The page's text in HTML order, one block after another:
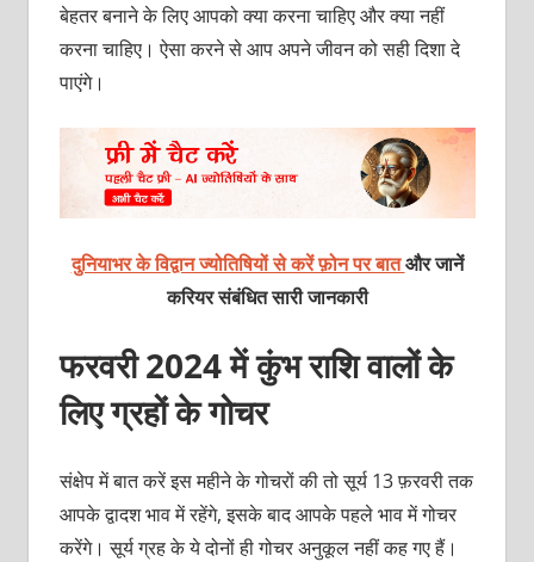
बेहतर बनाने के लिए आपको क्या करना चाहिए और क्या नहीं
करना चाहिए। ऐसा करने से आप अपने जीवन को सही दिशा दे
पाएंगे।
दुनियाभर के विद्वान ज्योतिषियों से करें फ़ोन पर बातऔर जानें
करियर संबंधित सारी जानकारी
फरवरी 2024 में कुंभ राशि वालों के
लिए ग्रहों के गोचर
संक्षेप में बात करें इस महीने के गोचरों की तो सूर्य 13 फ़रवरी तक
आपके द्वादश भाव में रहेंगे, इसके बाद आपके पहले भाव में गोचर
करेंगे। सूर्य ग्रह के ये दोनों ही गोचर अनुकूल नहीं कह गए हैं।